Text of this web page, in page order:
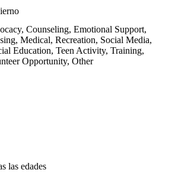
Counseling, Emotional Support,
Medical, Recreation, Social Media,
Education, Teen Activity, Training,
Opportunity, Other
las edades